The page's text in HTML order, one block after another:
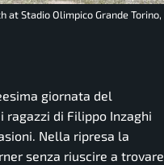
Stadio Olimpico Grande Torino,
giornata del
ragazzi di Filippo Inzaghi
Nella ripresa la
senza riuscire a trovare